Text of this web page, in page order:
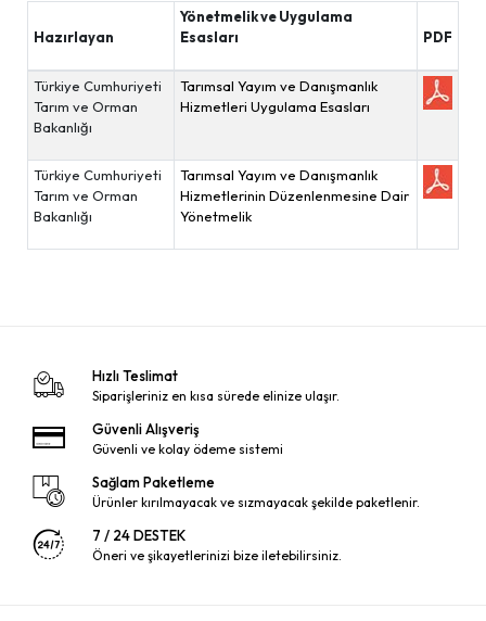
Hazırlayan
Yönetmelik ve Uygulama
Esasları
PDF
Türkiye Cumhuriyeti
Tarım ve Orman
Bakanlığı
Tarımsal Yayım ve Danışmanlık
Hizmetleri Uygulama Esasları
Türkiye Cumhuriyeti
Tarım ve Orman
Bakanlığı
Tarımsal Yayım ve Danışmanlık
Hizmetlerinin Düzenlenmesine Dair
Yönetmelik
Hızlı Teslimat
Siparişleriniz en kısa sürede elinize ulaşır.
Güvenli Alışveriş
Güvenli ve kolay ödeme sistemi
Sağlam Paketleme
Ürünler kırılmayacak ve sızmayacak şekilde paketlenir.
7 / 24 DESTEK
Öneri ve şikayetlerinizi bize iletebilirsiniz.